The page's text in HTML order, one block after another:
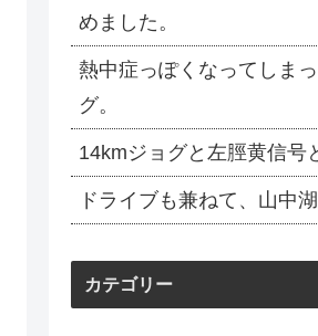
めました。
熱中症っぽくなってしま
グ。
14kmジョグと左脛黄信号
ドライブも兼ねて、山中
カテゴリー